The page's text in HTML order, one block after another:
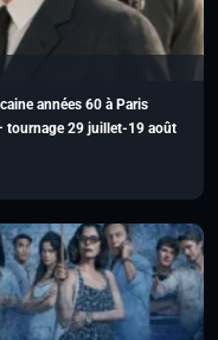
années 60 à Paris
tournage 29 juillet-19 août